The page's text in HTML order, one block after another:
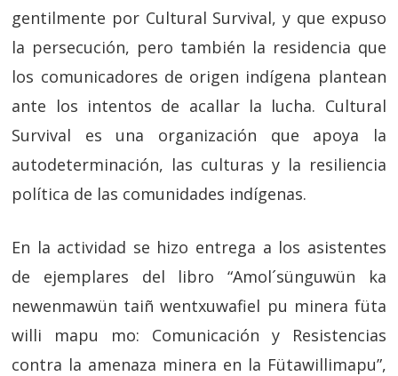
gentilmente por Cultural Survival, y que expuso
la persecución, pero también la residencia que
los comunicadores de origen indígena plantean
ante los intentos de acallar la lucha. Cultural
Survival es una organización que apoya la
autodeterminación, las culturas y la resiliencia
política de las comunidades indígenas.
En la actividad se hizo entrega a los asistentes
de ejemplares del libro “Amol´sünguwün ka
newenmawün taiñ wentxuwafiel pu minera füta
willi mapu mo: Comunicación y Resistencias
contra la amenaza minera en la Fütawillimapu”,